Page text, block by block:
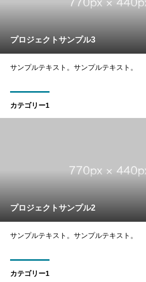
プロジェクトサンプル3
サンプルテキスト。サンプルテキスト。
カテゴリー1
プロジェクトサンプル2
サンプルテキスト。サンプルテキスト。
カテゴリー1